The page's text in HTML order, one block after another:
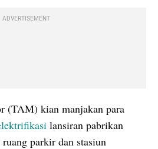
ADVERTISEMENT
(TAM) kian manjakan para
lansiran pabrikan
parkir dan stasiun